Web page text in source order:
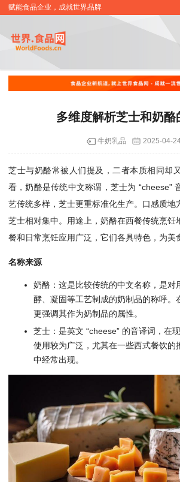
赋能食品企业，成就世界品牌
多维度解析芝士和奶酪
牛奶乳品 2025-04-
芝士与奶酪常被人们提及，二者本质相同却
看，奶酪是传统中文称谓，芝士为 “cheese”
艺传统多样，芝士更重标准化生产。口感质地
芝士相对集中。用途上，奶酪在西餐传统烹饪
餐和日常烹饪应用广泛，它们各具特色，为美
名称来源
奶酪：这是比较传统的中文名称，是对
酵、凝固等工艺制成的奶制品的称呼。
更强调其作为奶制品的属性。
芝士：是英文 “cheese” 的音译词，在
使用较为广泛，尤其在一些西式餐饮的
中经常出现。